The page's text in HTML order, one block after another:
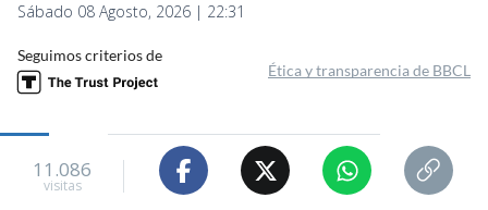
Sábado 08 Agosto, 2026 | 22:31
Seguimos criterios de
Ética y transparencia de BBCL
11.086
visitas